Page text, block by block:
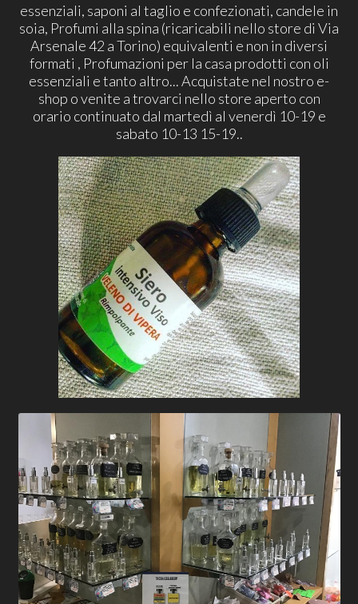
essenziali, saponi al taglio e confezionati, candele in
soia, Profumi alla spina (ricaricabili nello store di Via
Arsenale 42 a Torino) equivalenti e non in diversi
formati , Profumazioni per la casa prodotti con oli
essenziali e tanto altro... Acquistate nel nostro e-
shop o venite a trovarci nello store aperto con
orario continuato dal martedì al venerdì 10-19 e
sabato 10-13 15-19..